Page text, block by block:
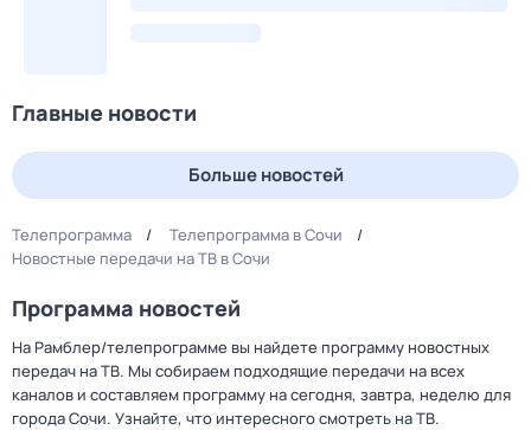
Главные новости
Больше новостей
Телепрограмма
Телепрограмма в Сочи
Новостные передачи на ТВ в Сочи
Программа новостей
На Рамблер/телепрограмме вы найдете программу новостных
передач на ТВ. Мы собираем подходящие передачи на всех
каналов и составляем программу на сегодня, завтра, неделю для
города Сочи. Узнайте, что интересного смотреть на ТВ.